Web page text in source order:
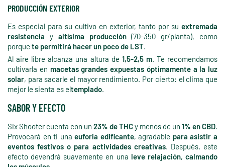
PRODUCCIÓN EXTERIOR
Es especial para su cultivo en exterior, tanto por su extremada
resistencia y altísima producción(70-350 gr/planta), como
porque te permitirá hacer un poco de LST.
Al aire libre alcanza una altura de 1,5-2,5 m. Te recomendamos
cultivarla en macetas grandes expuestas óptimamente a la luz
solar, para sacarle el mayor rendimiento. Por cierto: el clima que
mejor le sienta es eltemplado.
SABOR Y EFECTO
Six Shooter cuenta con un 23% de THCy menos de un 1% en CBD.
Provocará en ti unaeuforia edificante, agradable para asistir a
eventos festivos o para actividades creativas. Después, este
efecto devendrá suavemente en una leve relajación,calmando